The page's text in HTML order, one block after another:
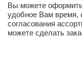
Вы можете
удобное Вам время,
согласования
можете сделать